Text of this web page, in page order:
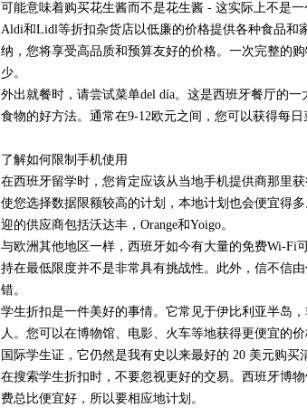
可能意味着购买花生酱而不是花生酱 - 这实际上不是一
Aldi和Lidl等折扣杂货店以低廉的价格提供各种食品和
纳，您将享受高品质和预算友好的价格。一次完整的
少。
外出就餐时，请尝试菜单del día。这是西班牙餐厅的
食物的好方法。通常在9-12欧元之间，您可以获得每
了解如何限制手机使用
在西班牙留学时，您肯定应该从当地手机提供商那里
使您选择数据限额较高的计划，本地计划也会便宜得
迎的供应商包括沃达丰，Orange和Yoigo。
与欧洲其他地区一样，西班牙如今有大量的免费Wi-Fi
持在最低限度并不是非常具有挑战性。此外，信不信
错。
学生折扣是一件美好的事情。它常见于伊比利亚半岛
人。您可以在博物馆、电影、火车等地获得更便宜的
国际学生证，它仍然是我有史以来最好的 20 美元购买
在搜索学生折扣时，不要忽视更好的交易。西班牙博
费总比便宜好，所以要相应地计划。